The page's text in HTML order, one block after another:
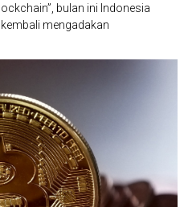
bulan ini Indonesia
kembali mengadakan